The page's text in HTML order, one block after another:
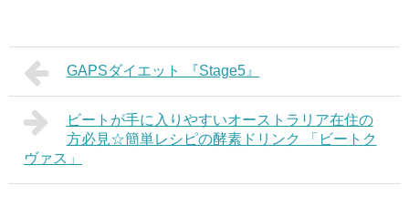
GAPSダイエット 『Stage5』
ビートが手に入りやすいオーストラリア在住の
方必見☆簡単レシピの酵素ドリンク 「ビートク
ヴァス」